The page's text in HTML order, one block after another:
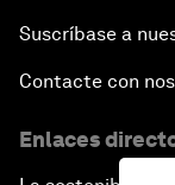
Suscríbase a
Contacte con
Enlaces